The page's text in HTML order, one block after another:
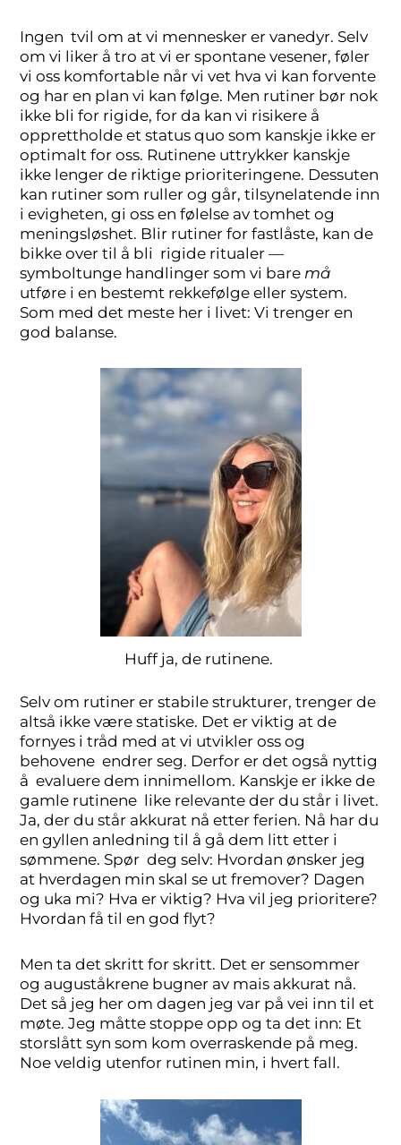
Ingen tvil om at vi mennesker er vanedyr. Selv
om vi liker å tro at vi er spontane vesener, føler
vi oss komfortable når vi vet hva vi kan forvente
og har en plan vi kan følge. Men rutiner bør nok
ikke bli for rigide, for da kan vi risikere å
opprettholde et status quo som kanskje ikke er
optimalt for oss. Rutinene uttrykker kanskje
ikke lenger de riktige prioriteringene. Dessuten
kan rutiner som ruller og går, tilsynelatende inn
i evigheten, gi oss en følelse av tomhet og
meningsløshet. Blir rutiner for fastlåste, kan de
bikke over til å bli rigide ritualer —
symboltunge handlinger som vi bare må
utføre i en bestemt rekkefølge eller system.
Som med det meste her i livet: Vi trenger en
god balanse.
Huff ja, de rutinene.
Selv om rutiner er stabile strukturer, trenger de
altså ikke være statiske. Det er viktig at de
fornyes i tråd med at vi utvikler oss og
behovene endrer seg. Derfor er det også nyttig
å evaluere dem innimellom. Kanskje er ikke de
gamle rutinene like relevante der du står i livet.
Ja, der du står akkurat nå etter ferien. Nå har du
en gyllen anledning til å gå dem litt etter i
sømmene. Spør deg selv: Hvordan ønsker jeg
at hverdagen min skal se ut fremover? Dagen
og uka mi? Hva er viktig? Hva vil jeg prioritere?
Hvordan få til en god flyt?
Men ta det skritt for skritt. Det er sensommer
og auguståkrene bugner av mais akkurat nå.
Det så jeg her om dagen jeg var på vei inn til et
møte. Jeg måtte stoppe opp og ta det inn: Et
storslått syn som kom overraskende på meg.
Noe veldig utenfor rutinen min, i hvert fall.